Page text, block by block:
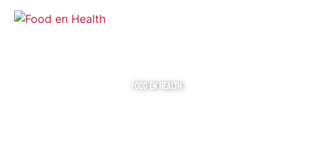
FOOD EN HEALTH